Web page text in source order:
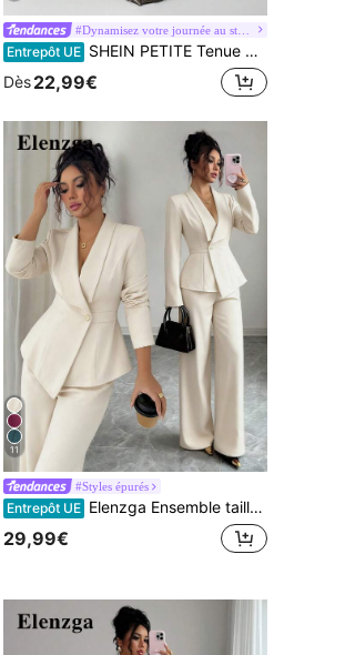
Entrepôt UE SHEIN PETITE Tenue d'été élégante pour femme en bleu marine, ensemble deux pièces avec gilet à col rond et pantalon de couleur unie, style business décontracté pour le bureau et les trajets, pour femmes de petite taille
Dès22,99€
11
#Styles épurés
Entrepôt UE Elenzga Ensemble tailleur pour femmes, tissu de costume, col châle, manches longues, taille cintrée coupe évasée avec ourlet asymétrique, décoration de boutons métalliques, sophistiqué et élégant pour le bureau, les déplacements, le style de rue, le romantisme à la française, décontracté, le style vintage du Moyen-Orient, le thé de l'après-midi, les fêtes, Thanksgiving, la rentrée scolaire, le printemps/automne/hiver
29,99€